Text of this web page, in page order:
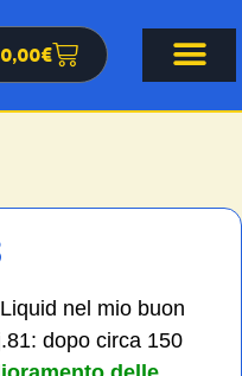
0,00€
nel mio buon
dopo circa 150